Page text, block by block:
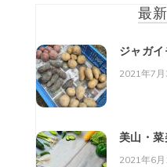
最
ジャガ
2021年7月
美山・
2021年6月